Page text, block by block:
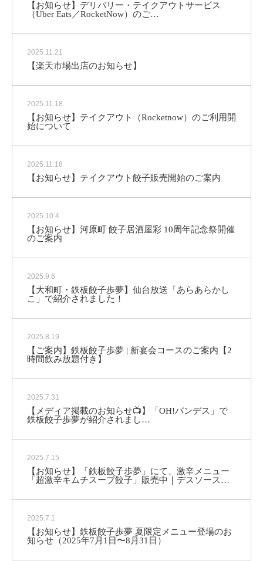
【お知らせ】デリバリー・テイクアウトサービス
（Uber Eats／RocketNow）のご…
2025.11.21
【楽天市場出店のお知らせ】
2025.11.18
【お知らせ】テイクアウト（Rocketnow）のご利用開
始について
2025.11.18
【お知らせ】テイクアウト餃子販売開始のご案内
2025.10.4
【お知らせ】河原町 餃子居酒屋彩 10周年記念祭開催
のご案内
2025.9.6
【大和町・鉄板餃子歩夢】仙台放送「あらあらかし
こ」で紹介されました！
2025.8.19
【ご案内】鉄板餃子歩夢 | 新宴会コースのご案内【2
時間飲み放題付き】
2025.7.31
【メディア掲載のお知らせ📺】「OH!バンデス」で
鉄板餃子歩夢が紹介されまし…
2025.7.15
【お知らせ】「鉄板餃子歩夢」にて、激辛メニュー
「超激辛キムチスープ餃子」販売中｜デスソース…
2025.7.1
【お知らせ】鉄板餃子歩夢 夏限定メニュー登場のお
知らせ（2025年7月1日〜8月31日）